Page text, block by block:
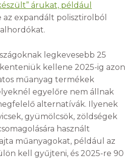
árukat, például
az expandált polisztirolból
legkevesebb 25
kellene 2025-ig azon
műanyag termékek
egyelőre nem állnak
alternatívák. Ilyenek
gyümölcsök, zöldségek
használt
műanyagokat, például az
kell gyűjteni, és 2025-re 90